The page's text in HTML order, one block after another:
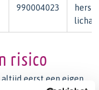
990004023
risico
eerst een eigen